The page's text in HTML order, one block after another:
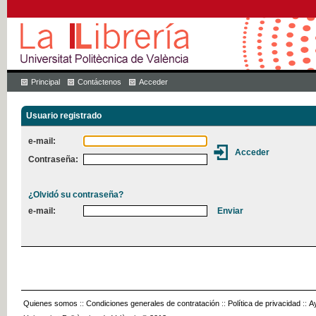
Principal Contáctenos Acceder
Usuario registrado
e-mail:
Contraseña:
¿Olvidó su contraseña?
e-mail:
Quienes somos :: Condiciones generales de contratación :: Política de privacidad ::